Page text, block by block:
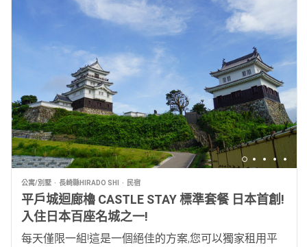
公寓/別墅 長崎縣HIRADO SHI 民宿
平戶城迴廊櫓 CASTLE STAY 標準套餐 日本首創!
入住日本百座名城之一!
每天僅限一組!這是一個絕佳的方案,您可以獨家租用平